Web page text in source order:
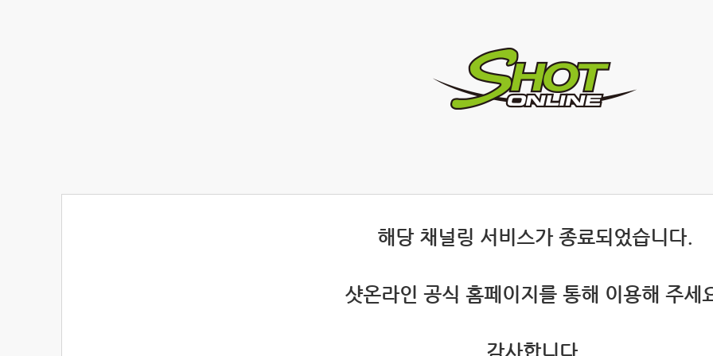
해당 채널링 서비스가 종료되었습니다.
샷온라인 공식 홈페이지를 통해 이용해 주세